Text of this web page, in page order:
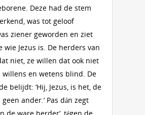
Deze had de stem
was tot geloof
ziener geworden en ziet
wie Jezus is. De herders van
niet, ze willen dat ook niet
willens en wetens blind. De
belijdt: ‘Hij, Jezus, is het, de
ander.’ Pas dán zegt